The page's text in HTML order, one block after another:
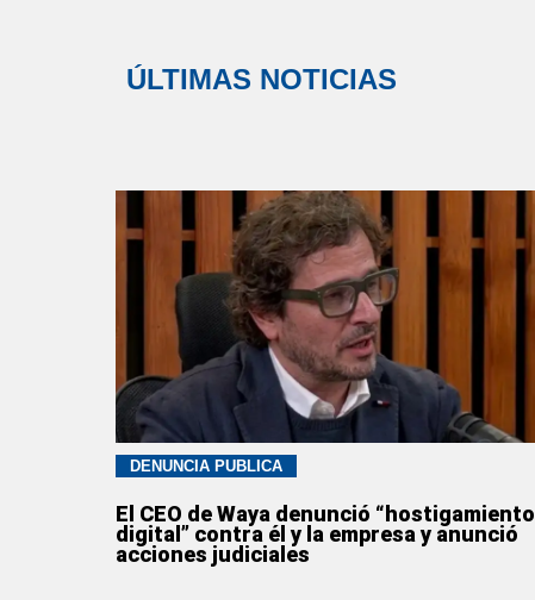
ÚLTIMAS NOTICIAS
DENUNCIA PÚBLICA
El CEO de Waya denunció “hostigamiento
digital” contra él y la empresa y anunció
acciones judiciales